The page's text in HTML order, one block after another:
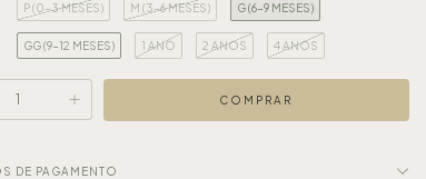
P (0-3 MESES) M (3-6 MESES) G (6-9 MESES)
GG (9-12 MESES) 1 ANO 2 ANOS 4 ANOS
DE PAGAMENTO